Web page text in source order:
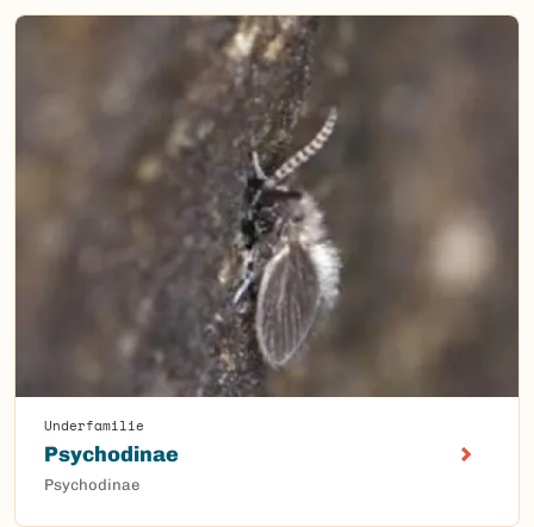
Underfamilie
Psychodinae
Psychodinae